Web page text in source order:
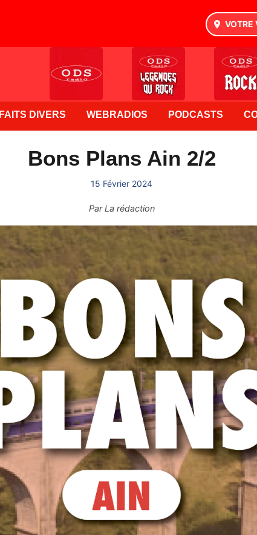
VOTRE
FAITS DIVERS WEBRADIOS PODCASTS
Bons Plans Ain 2/2
15 Février 2024
ParLa rédaction